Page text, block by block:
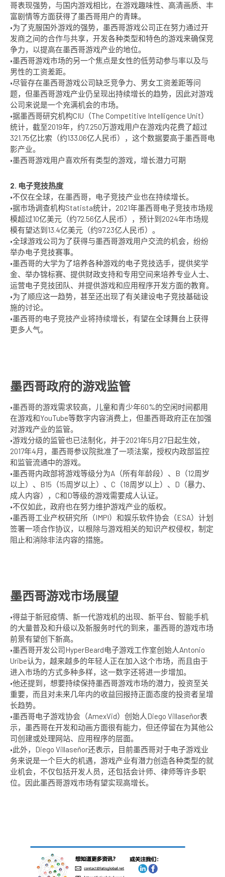
哥表现强势，与国内游戏相比，在游戏趣味性、高清画质、丰
富剧情等方面获得了墨西哥用户的青睐。
•为了克服国外游戏的强势，墨西哥游戏公司正在努力通过开
发商之间的合作与共享，开发各种类型和特色的游戏来确保竞
争力，以提高在墨西哥游戏产业的地位。
•墨西哥游戏市场的另一个焦点是女性的低劳动参与率以及与
男性的工资差距。
•尽管存在墨西哥游戏公司缺乏竞争力、男女工资差距等问
题，但墨西哥游戏产业仍呈现出持续增长的趋势，因此对游戏
公司来说是一个充满机会的市场。
•据墨西哥研究机构CIU（The Competitive Intelligence Unit）
统计，截至2019年，约7,250万游戏用户在游戏内花费了超过
321.75亿比索（约133.06亿人民币），这个数据要高于墨西哥电
影产业。
•墨西哥游戏用户喜欢所有类型的游戏，增长潜力可期
2. 电子竞技热度
•不仅在全球，在墨西哥，电子竞技产业也在持续增长。
•据市场调查机构Statista统计，2021年墨西哥电子竞技市场规
模超过10亿美元（约72.56亿人民币），预计到2024年市场规
模有望达到13.4亿美元（约97.23亿人民币）。
•全球游戏公司为了获得与墨西哥游戏用户交流的机会，纷纷
举办电子竞技赛事。
•墨西哥的大学为了培养各种游戏的电子竞技选手，提供奖学
金、举办锦标赛、提供财政支持和专用空间来培养专业人士、
运营电子竞技团队、并提供游戏和应用程序开发方面的教育。
•为了顺应这一趋势，甚至还出现了有关建设电子竞技基础设
施的讨论。
•墨西哥的电子竞技产业将持续增长，有望在全球舞台上获得
更多人气。
墨西哥政府的游戏监管
•墨西哥的游戏需求较高，儿童和青少年60%的空闲时间都用
在游戏和YouTube等数字内容消费上，但墨西哥政府正在加强
对游戏产业的监管。
•游戏分级的监管也已法制化，并于2021年5月27日起生效，
2017年4月，墨西哥参议院批准了一项法案，授权内政部监控
和监管流通中的游戏。
•墨西哥内政部将游戏等级分为A（所有年龄段）、B（12周岁
以上）、B15（15周岁以上）、C（18周岁以上）、D（暴力、
成人内容），C和D等级的游戏需要成人认证。
•不仅如此，政府也在努力维护游戏产业的版权。
•墨西哥工业产权研究所（IMPI）和娱乐软件协会（ESA）计划
签署一项合作协议，以根除与游戏相关的知识产权侵权，制定
阻止和消除非法内容的措施。
墨西哥游戏市场展望
•得益于新冠疫情、新一代游戏机的出现、新平台、智能手机
的大量普及和升级以及新服务时代的到来，墨西哥的游戏市场
前景有望创下新高。
•墨西哥开发公司HyperBeard电子游戏工作室创始人Antonio
Uribe认为，越来越多的年轻人正在加入这个市场，而且由于
进入市场的方式多种多样，这一数字还将进一步增加。
•他还提到，想要持续保持墨西哥游戏市场的潜力，投资至关
重要，而且对未来几年内的收益回报持正面态度的投资者呈增
长趋势。
•墨西哥电子游戏协会（AmexVid）创始人Diego Villaseñor表
示，墨西哥在开发和动画方面很有能力，但还停留在为其他公
司创建或处理网站、应用程序的层面。
•此外，Diego Villaseñor还表示，目前墨西哥对于电子游戏业
务来说是一个巨大的机遇，游戏产业有潜力创造各种类型的就
业机会，不仅包括开发人员，还包括会计师、律师等许多职
位。因此墨西哥游戏市场有望实现高增长。